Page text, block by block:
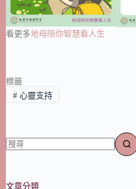
看更多地母陪你智慧看人生
標籤
#心靈支持
文章分類